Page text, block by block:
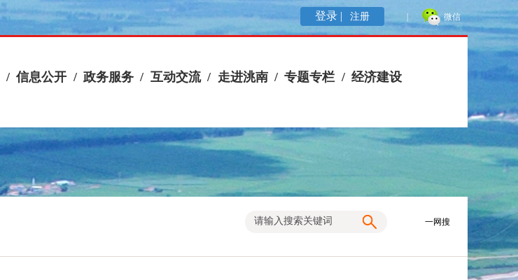
微信
登录 | 注册
/ 信息公开 / 政务服务 / 互动交流 / 走进洮南 / 专题专栏 / 经济建设
一网搜